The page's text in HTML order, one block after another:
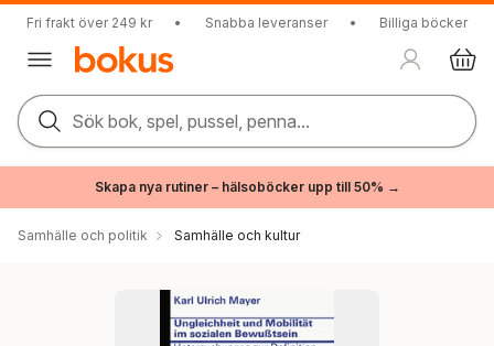
Fri frakt över 249 kr • Snabba leveranser • Billiga böcker
Sök bok, spel, pussel, penna...
Skapa nya rutiner – hälsoböcker upp till 50% →
Samhälle och politik Samhälle och kultur